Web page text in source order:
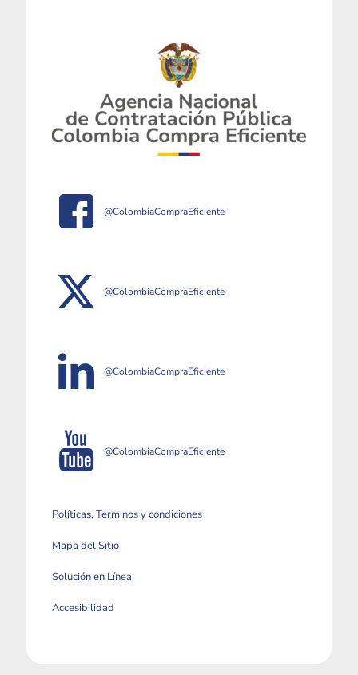
@ColombiaCompraEficiente
@ColombiaCompraEficiente
@ColombiaCompraEficiente
@ColombiaCompraEficiente
Políticas, Terminos y condiciones
Mapa del Sitio
Solución en Línea
Accesibilidad